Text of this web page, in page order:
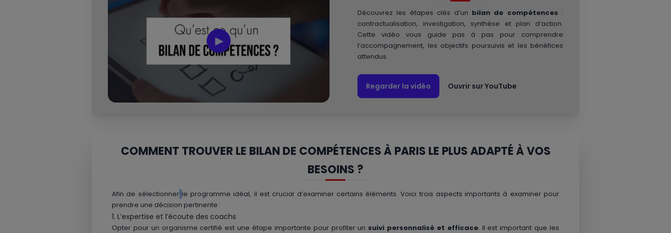
▶
Découvrez les étapes clés d’un bilan de compétences :
contractualisation, investigation, synthèse et plan d’action.
Cette vidéo vous guide pas à pas pour comprendre
l’accompagnement, les objectifs poursuivis et les bénéfices
attendus.
Regarder la vidéo Ouvrir sur YouTube
COMMENT TROUVER LE BILAN DE COMPÉTENCES À PARIS LE PLUS ADAPTÉ À VOS
BESOINS ?
Afin de sélectionner le programme idéal, il est crucial d’examiner certains éléments. Voici trois aspects importants à examiner pour
prendre une décision pertinente :
1. L’expertise et l’écoute des coachs
Opter pour un organisme certifié est une étape importante pour profiter un suivi personnalisé et efficace. Il est important que les